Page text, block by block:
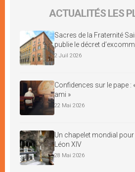
ACTUALITÉS LES
Sacres de la Fraternité
publie le décret
2 Juil 2026
Confidences sur le pape :
ami »
22 Mai 2026
Un chapelet mondial
Léon XIV
28 Mai 2026